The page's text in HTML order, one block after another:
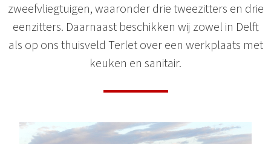
zweefvliegtuigen, waaronder drie tweezitters en drie
eenzitters. Daarnaast beschikken wij zowel in Delft
als op ons thuisveld Terlet over een werkplaats met
keuken en sanitair.